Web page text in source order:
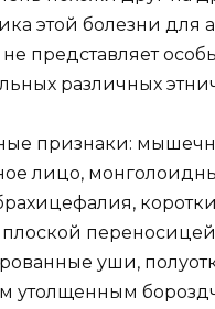
этой болезни для
представляет
различных
признаки:
лицо,
уши,
утолщенным